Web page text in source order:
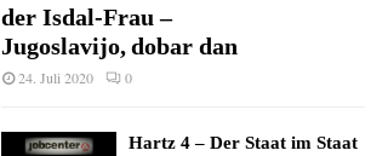
der Isdal-Frau –
Jugoslavijo, dobar dan
24. Juli 2020 0
Hartz 4 – Der Staat im Staat